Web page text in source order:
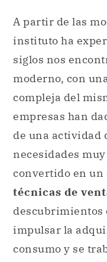
A partir de las
instituto ha
siglos nos
moderno, con
compleja del
empresas han
de una actividad
necesidades
convertido en un
técnicas de
descubrimientos
impulsar la
consumo y se